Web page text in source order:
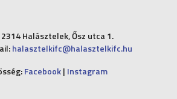
Halásztelek, Ősz utca 1.
halasztelkifc@halasztelkifc.hu
Facebook| Instagram